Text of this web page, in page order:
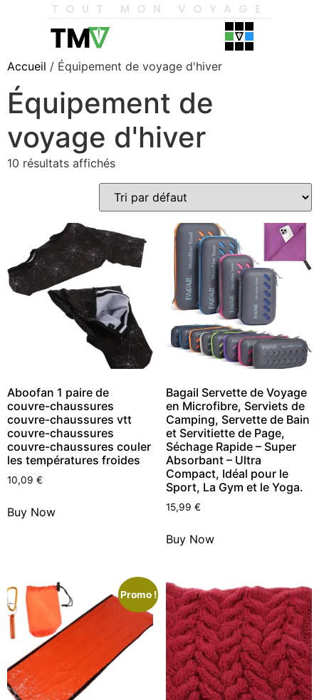
TOUT MON VOYAGE
Accueil / Équipement de voyage d'hiver
Équipement de
voyage d'hiver
10 résultats affichés
Aboofan 1 paire de
couvre-chaussures
couvre-chaussures vtt
couvre-chaussures
couvre-chaussures couler
les températures froides
10,09 €
Buy Now
Bagail Servette de Voyage
en Microfibre, Serviets de
Camping, Servette de Bain
et Servitiette de Page,
Séchage Rapide – Super
Absorbant – Ultra
Compact, Idéal pour le
Sport, La Gym et le Yoga.
15,99 €
Buy Now
Promo !